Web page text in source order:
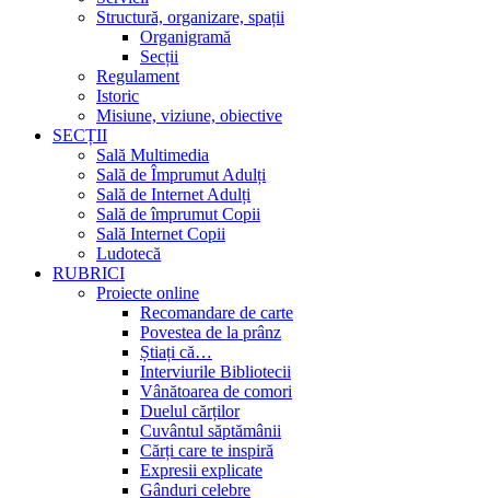
Structură, organizare, spații
Organigramă
Secții
Regulament
Istoric
Misiune, viziune, obiective
SECȚII
Sală Multimedia
Sală de Împrumut Adulți
Sală de Internet Adulți
Sală de împrumut Copii
Sală Internet Copii
Ludotecă
RUBRICI
Proiecte online
Recomandare de carte
Povestea de la prânz
Știați că…
Interviurile Bibliotecii
Vânătoarea de comori
Duelul cărților
Cuvântul săptămânii
Cărți care te inspiră
Expresii explicate
Gânduri celebre